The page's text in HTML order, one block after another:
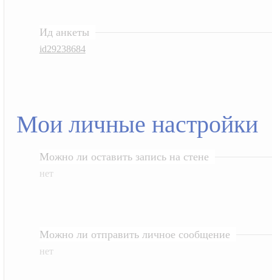
Ид анкеты
id29238684
Мои личные настройки
Можно ли оставить запись на стене
нет
Можно ли отправить личное сообщение
нет